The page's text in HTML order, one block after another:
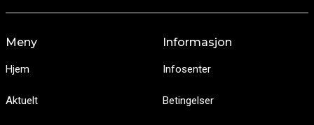
Meny
Hjem
Aktuelt
Informasjon
Infosenter
Betingelser